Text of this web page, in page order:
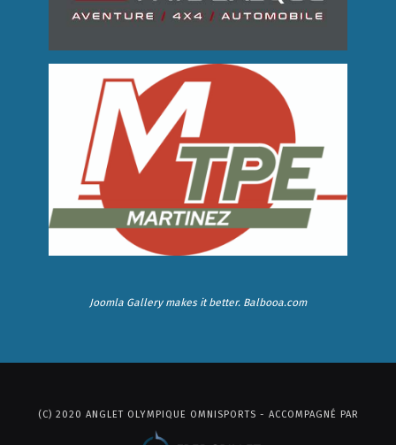
Joomla Gallerymakes it better. Balbooa.com
(C) 2020 ANGLET OLYMPIQUE OMNISPORTS - ACCOMPAGNÉ PAR